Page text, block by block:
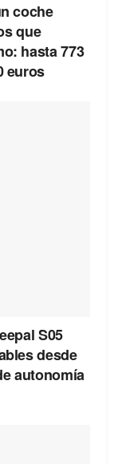
coche
que
hasta 773
euros
S05
desde
autonomía